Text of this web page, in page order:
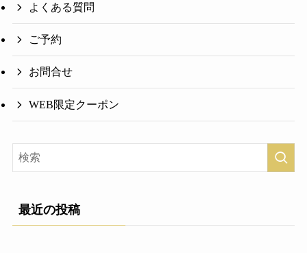
よくある質問
ご予約
お問合せ
WEB限定クーポン
最近の投稿